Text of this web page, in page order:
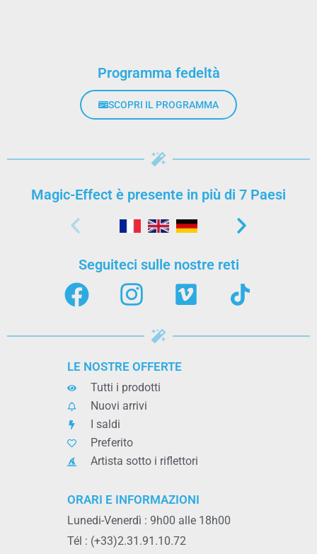
Programma fedeltà
SCOPRI IL PROGRAMMA
Magic-Effect è presente in più di 7 Paesi
Seguiteci sulle nostre reti
LE NOSTRE OFFERTE
Tutti i prodotti
Nuovi arrivi
I saldi
Preferito
Artista sotto i riflettori
ORARI E INFORMAZIONI
Lunedi-Venerdì : 9h00 alle 18h00
Tél : (+33)2.31.91.10.72